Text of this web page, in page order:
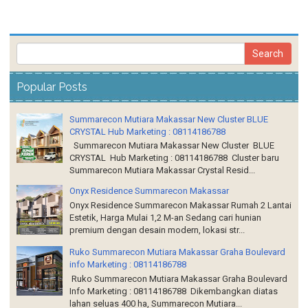
Popular Posts
Summarecon Mutiara Makassar New Cluster BLUE
CRYSTAL Hub Marketing : 08114186788
Summarecon Mutiara Makassar New Cluster BLUE
CRYSTAL Hub Marketing : 08114186788 Cluster baru
Summarecon Mutiara Makassar Crystal Resid...
Onyx Residence Summarecon Makassar
Onyx Residence Summarecon Makassar Rumah 2 Lantai
Estetik, Harga Mulai 1,2 M-an Sedang cari hunian
premium dengan desain modern, lokasi str...
Ruko Summarecon Mutiara Makassar Graha Boulevard
info Marketing : 08114186788
Ruko Summarecon Mutiara Makassar Graha Boulevard
Info Marketing : 08114186788 Dikembangkan diatas
lahan seluas 400 ha, Summarecon Mutiara...